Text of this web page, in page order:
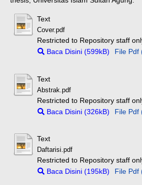
Text
Cover.pdf
Restricted to Repository staff
Baca Disini (599kB)
File Pdf
Text
Abstrak.pdf
Restricted to Repository staff
Baca Disini (326kB)
File Pdf
Text
Daftarisi.pdf
Restricted to Repository staff
Baca Disini (195kB)
File Pdf